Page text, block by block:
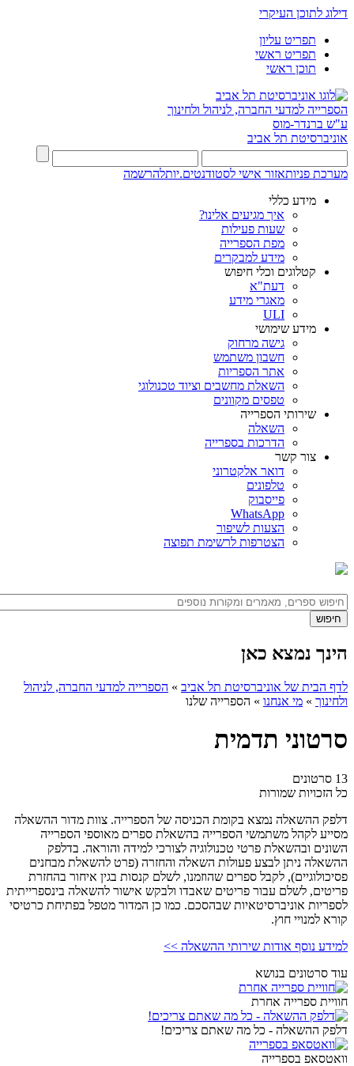
דילוג לתוכן העיקרי
תפריט עליון
תפריט ראשי
תוכן ראשי
הספרייה למדעי החברה, לניהול ולחינוך
ע"ש ברנדר-מוס
אוניברסיטת תל אביב
מערכת פניותאזור אישי לסטודנטים.יותלהרשמה
מידע כללי
איך מגיעים אלינו?
שעות פעילות
מפת הספרייה
מידע למבקרים
קטלוגים וכלי חיפוש
דעת"א
מאגרי מידע
ULI
מידע שימושי
גישה מרחוק
חשבון משתמש
אתר הספריות
השאלת מחשבים וציוד טכנולוגי
טפסים מקוונים
שירותי הספרייה
השאלה
הדרכות בספרייה
צור קשר
דואר אלקטרוני
טלפונים
פייסבוק
WhatsApp
הצעות לשיפור
הצטרפות לרשימת תפוצה
הינך נמצא כאן
לדף הבית של אוניברסיטת תל אביב » הספרייה למדעי החברה, לניהול
ולחינוך » מי אנחנו » הספרייה שלנו
סרטוני תדמית
13 סרטונים
כל הזכויות שמורות
דלפק ההשאלה נמצא בקומת הכניסה של הספרייה. צוות מדור ההשאלה
מסייע לקהל משתמשי הספרייה בהשאלת ספרים מאוספי הספרייה
השונים ובהשאלת פרטי טכנולוגיה לצורכי למידה והוראה. בדלפק
ההשאלה ניתן לבצע פעולות השאלה והחזרה (פרט להשאלת מבחנים
פסיכולוגיים), לקבל ספרים שהוזמנו, לשלם קנסות בגין איחור בהחזרת
פריטים, לשלם עבור פריטים שאבדו ולבקש אישור להשאלה בינספרייתית
לספריות אוניברסיטאיות שבהסכם. כמו כן המדור מטפל בפתיחת כרטיסי
קורא למנויי חוץ.
למידע נוסף אודות שירותי ההשאלה >>
עוד סרטונים בנושא
חוויית ספרייה אחרת
דלפק ההשאלה - כל מה שאתם צריכים!
וואטסאפ בספרייה